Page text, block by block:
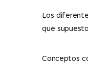
Los
que
Conceptos